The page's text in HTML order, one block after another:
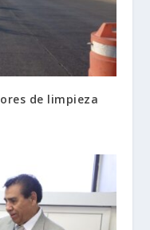
de limpieza